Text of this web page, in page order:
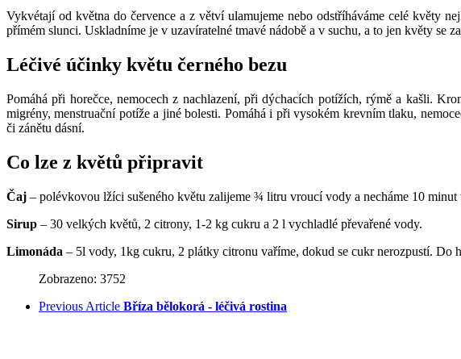
Vykvétají od května do července a z větví ulamujeme nebo odstříháváme celé květy
přímém slunci. Uskladníme je v uzavíratelné tmavé nádobě a v suchu, a to jen květy se
Léčivé účinky květu černého bezu
Pomáhá při horečce, nemocech z nachlazení, při dýchacích potížích, rýmě a kašli.
migrény, menstruační potíže a jiné bolesti. Pomáhá i při vysokém krevním tlaku,
či zánětu dásní.
Co lze z květů připravit
Čaj – polévkovou lžíci sušeného květu zalijeme ¾ litru vroucí vody a necháme 10 minut
Sirup – 30 velkých květů, 2 citrony, 1-2 kg cukru a 2 l vychladlé převařené vody.
Limonáda – 5l vody, 1kg cukru, 2 plátky citronu vaříme, dokud se cukr nerozpustí. Do
Zobrazeno: 3752
Previous Article Bříza bělokorá - léčivá rostina